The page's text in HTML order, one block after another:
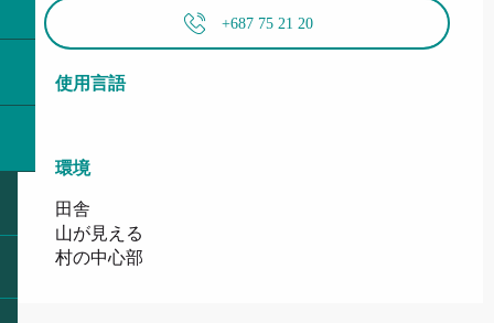
+687 75 21 20
使用言語
使用言語
環境
環境
田舎
山が見える
村の中心部